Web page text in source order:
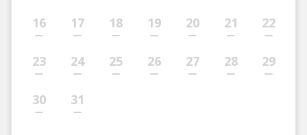
16 17 18 19 20 21 22
23 24 25 26 27 28 29
30 31